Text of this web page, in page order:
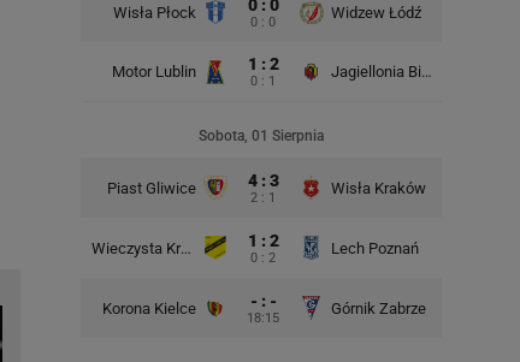
Wisła Płock 0 : 0
0 : 0
Widzew Łódź
Motor Lublin 1 : 2
0 : 1
Jagiellonia Białystok
Sobota, 01 Sierpnia
Piast Gliwice 4 : 3
2 : 1
Wisła Kraków
Wieczysta Kraków 1 : 2
0 : 2
Lech Poznań
Korona Kielce - : -
18:15
Górnik Zabrze